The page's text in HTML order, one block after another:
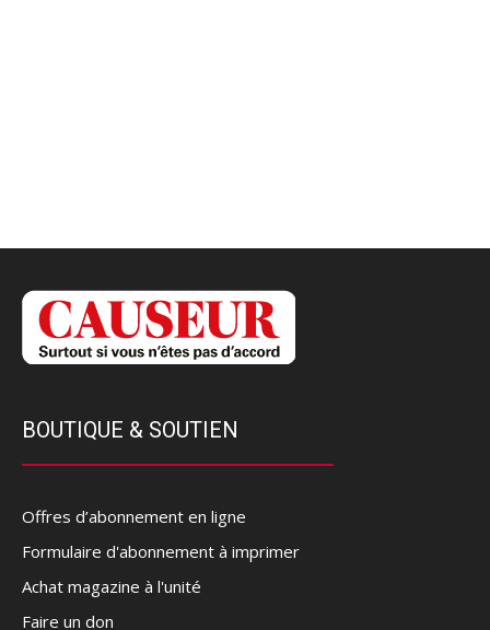
BOUTIQUE & SOUTIEN
Offres d’abonnement en ligne
Formulaire d'abonnement à imprimer
Achat magazine à l'unité
Faire un don